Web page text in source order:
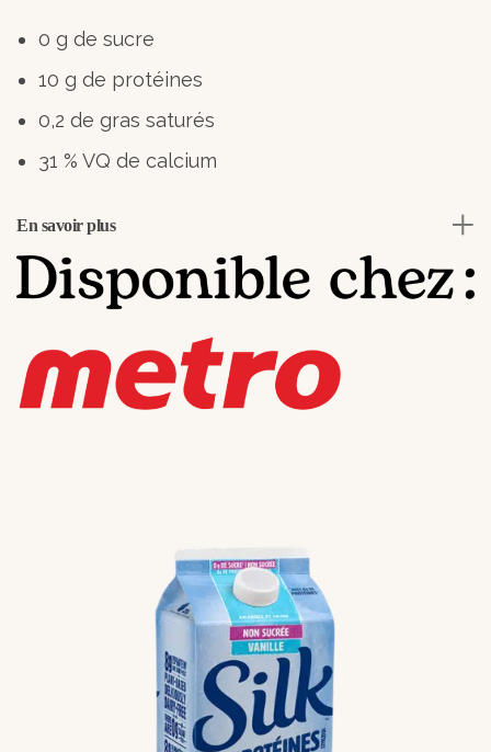
0 g de sucre
10 g de protéines
0,2 de gras saturés
31 % VQ de calcium
En savoir plus